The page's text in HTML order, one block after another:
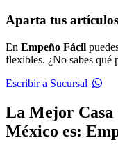
Aparta tus
En Empeño Fácil
flexibles. ¿No sabes qué
Escribir a Sucursal
La Mejor Casa
México es: